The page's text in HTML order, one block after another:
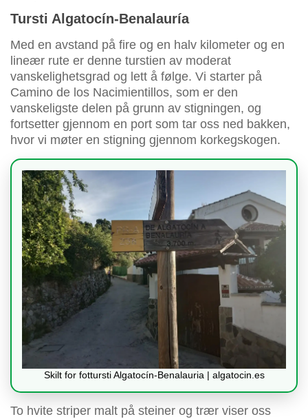
Tursti Algatocín-Benalauría
Med en avstand på fire og en halv kilometer og en
lineær rute er denne turstien av moderat
vanskelighetsgrad og lett å følge. Vi starter på
Camino de los Nacimientillos, som er den
vanskeligste delen på grunn av stigningen, og
fortsetter gjennom en port som tar oss ned bakken,
hvor vi møter en stigning gjennom korkegskogen.
Skilt for fottursti Algatocín-Benalauria | algatocin.es
To hvite striper malt på steiner og trær viser oss